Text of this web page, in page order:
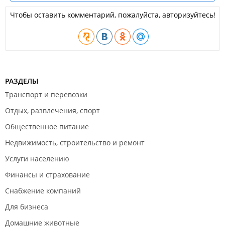
Чтобы оставить комментарий, пожалуйста, авторизуйтесь!
РАЗДЕЛЫ
Транспорт и перевозки
Отдых, развлечения, спорт
Общественное питание
Недвижимость, строительство и ремонт
Услуги населению
Финансы и страхование
Снабжение компаний
Для бизнеса
Домашние животные